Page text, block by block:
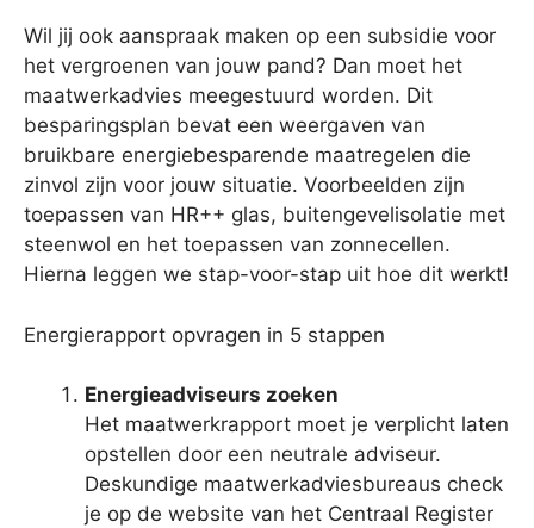
Wil jij ook aanspraak maken op een subsidie voor
het vergroenen van jouw pand? Dan moet het
maatwerkadvies meegestuurd worden. Dit
besparingsplan bevat een weergaven van
bruikbare energiebesparende maatregelen die
zinvol zijn voor jouw situatie. Voorbeelden zijn
toepassen van HR++ glas, buitengevelisolatie met
steenwol en het toepassen van zonnecellen.
Hierna leggen we stap-voor-stap uit hoe dit werkt!
Energierapport opvragen in 5 stappen
Energieadviseurs zoeken
Het maatwerkrapport moet je verplicht laten
opstellen door een neutrale adviseur.
Deskundige maatwerkadviesbureaus check
je op de website van het Centraal Register